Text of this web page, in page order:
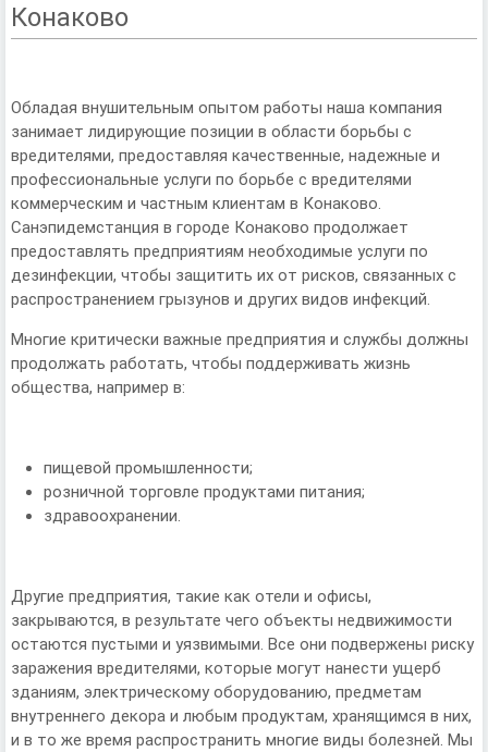
Конаково
Обладая внушительным опытом работы наша компания
занимает лидирующие позиции в области борьбы с
вредителями, предоставляя качественные, надежные и
профессиональные услуги по борьбе с вредителями
коммерческим и частным клиентам в Конаково.
Санэпидемстанция в городе Конаково продолжает
предоставлять предприятиям необходимые услуги по
дезинфекции, чтобы защитить их от рисков, связанных с
распространением грызунов и других видов инфекций.
Многие критически важные предприятия и службы должны
продолжать работать, чтобы поддерживать жизнь
общества, например в:
пищевой промышленности;
розничной торговле продуктами питания;
здравоохранении.
Другие предприятия, такие как отели и офисы,
закрываются, в результате чего объекты недвижимости
остаются пустыми и уязвимыми. Все они подвержены риску
заражения вредителями, которые могут нанести ущерб
зданиям, электрическому оборудованию, предметам
внутреннего декора и любым продуктам, хранящимся в них,
и в то же время распространить многие виды болезней. Мы